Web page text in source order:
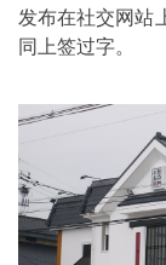
发布在社交网站
同上签过字。